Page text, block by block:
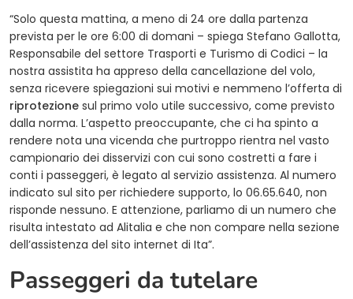
“Solo questa mattina, a meno di 24 ore dalla partenza
prevista per le ore 6:00 di domani – spiega Stefano Gallotta,
Responsabile del settore Trasporti e Turismo di Codici – la
nostra assistita ha appreso della cancellazione del volo,
senza ricevere spiegazioni sui motivi e nemmeno l’offerta di
riprotezione sul primo volo utile successivo, come previsto
dalla norma. L’aspetto preoccupante, che ci ha spinto a
rendere nota una vicenda che purtroppo rientra nel vasto
campionario dei disservizi con cui sono costretti a fare i
conti i passeggeri, è legato al servizio assistenza. Al numero
indicato sul sito per richiedere supporto, lo 06.65.640, non
risponde nessuno. E attenzione, parliamo di un numero che
risulta intestato ad Alitalia e che non compare nella sezione
dell’assistenza del sito internet di Ita”.
Passeggeri da tutelare